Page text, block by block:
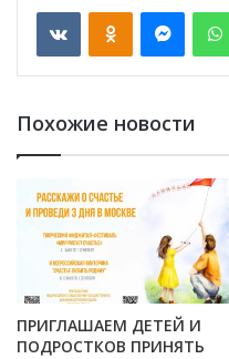
VKontakte
Похожие новости
ПРИГЛАШАЕМ ДЕТЕЙ И
ПОДРОСТКОВ ПРИНЯТЬ